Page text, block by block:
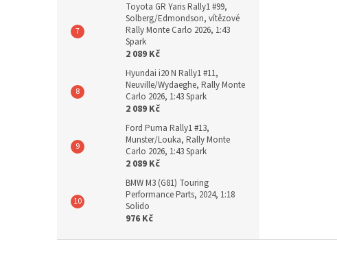
Toyota GR Yaris Rally1 #99,
Solberg/Edmondson, vítězové
Rally Monte Carlo 2026, 1:43
Spark
2 089 Kč
Hyundai i20 N Rally1 #11,
Neuville/Wydaeghe, Rally Monte
Carlo 2026, 1:43 Spark
2 089 Kč
Ford Puma Rally1 #13,
Munster/Louka, Rally Monte
Carlo 2026, 1:43 Spark
2 089 Kč
BMW M3 (G81) Touring
Performance Parts, 2024, 1:18
Solido
976 Kč